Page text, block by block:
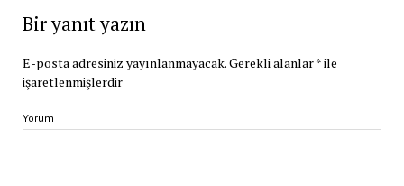
Bir yanıt yazın
E-posta adresiniz yayınlanmayacak.Gerekli alanlar*ile
işaretlenmişlerdir
Yorum